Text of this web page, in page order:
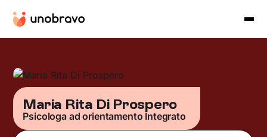
Maria Rita Di Prospero
Psicologa ad orientamento Integrato